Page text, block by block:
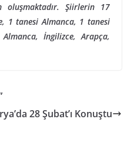
Şiirlerin 17
1 tanesi Almanca, 1 tanesi
İngilizce, Arapça,
28 Şubat’ı Konuştu